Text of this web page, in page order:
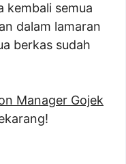
kembali semua
dalam lamaran
berkas sudah
Manager Gojek